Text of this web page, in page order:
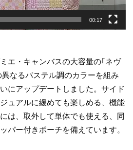
00:17
エ・キャンバスの大容量の｢ネヴ
なるパステル調のカラーを組み
にアップデートしました。サイド
ュアルに緩めても楽しめる、機能
は、取外して単体でも使える、同
パー付きポーチを備えています。